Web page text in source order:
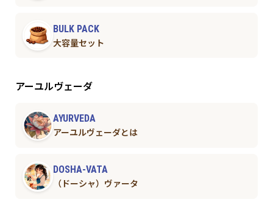
BULK PACK
大容量セット
アーユルヴェーダ
AYURVEDA
アーユルヴェーダとは
DOSHA-VATA
（ドーシャ）ヴァータ